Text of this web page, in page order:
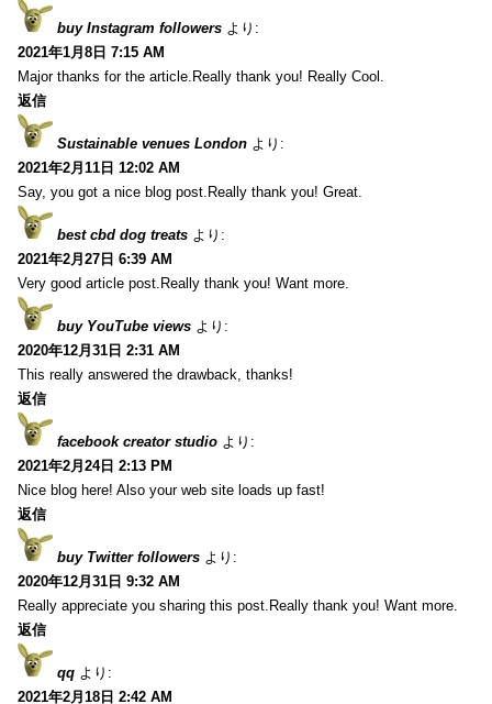
buy Instagram followers より:
2021年1月8日 7:15 AM
Major thanks for the article.Really thank you! Really Cool.
返信
Sustainable venues London より:
2021年2月11日 12:02 AM
Say, you got a nice blog post.Really thank you! Great.
best cbd dog treats より:
2021年2月27日 6:39 AM
Very good article post.Really thank you! Want more.
buy YouTube views より:
2020年12月31日 2:31 AM
This really answered the drawback, thanks!
返信
facebook creator studio より:
2021年2月24日 2:13 PM
Nice blog here! Also your web site loads up fast!
返信
buy Twitter followers より:
2020年12月31日 9:32 AM
Really appreciate you sharing this post.Really thank you! Want more.
返信
qq より:
2021年2月18日 2:42 AM